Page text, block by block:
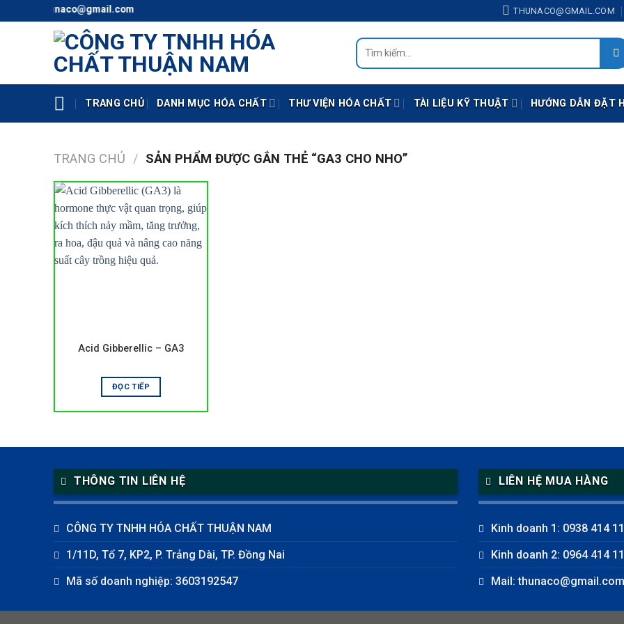
to
Mail: thunaco@gmail.com THUNACO@GMAIL.COM
Tìm
kiếm:
TRANG CHỦ DANH MỤC HÓA CHẤT THƯ VIỆN HÓA CHẤT TÀI LIỆU KỸ THUẬT HƯỚNG DẪN ĐẶT
TRANG CHỦ / SẢN PHẨM ĐƯỢC GẮN THẺ “GA3 CHO NHO”
Acid Gibberellic – GA3
ĐỌC TIẾP
THÔNG TIN LIÊN HỆ
CÔNG TY TNHH HÓA CHẤT THUẬN NAM
1/11D, Tổ 7, KP2, P. Trảng Dài, TP. Đồng Nai
Mã số doanh nghiệp: 3603192547
LIÊN HỆ MUA HÀNG
Kinh doanh 1: 0938 414
Kinh doanh 2: 0964 414
Mail: thunaco@gmail.com